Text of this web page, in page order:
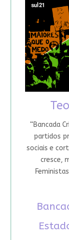
“Bancada
partidos
sociais e
cresce,